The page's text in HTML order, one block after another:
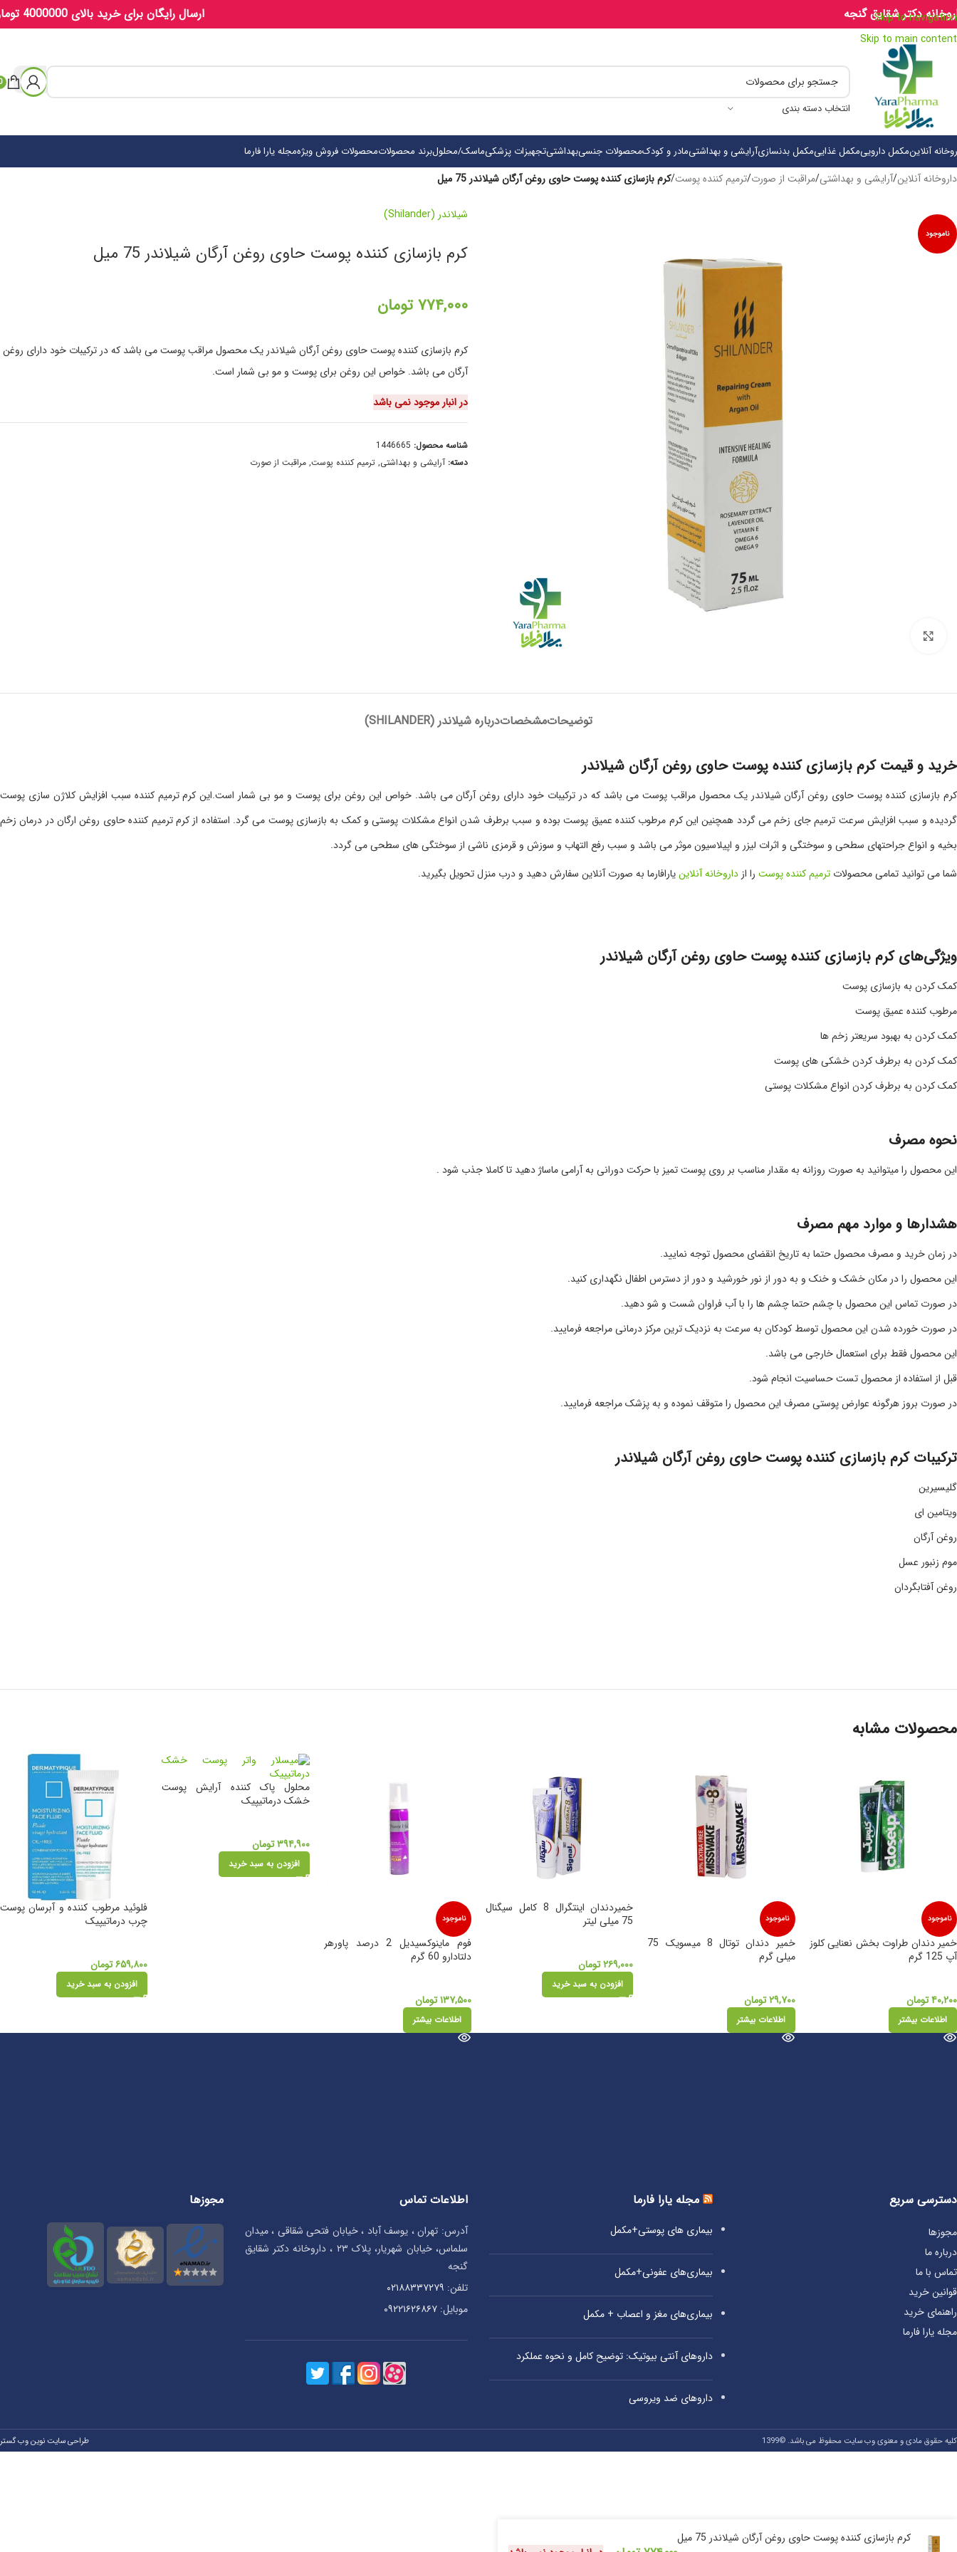
Skip to navigation
Skip to main content
دکتر شقایق گنجه ارسال رایگان برای خرید بالای 4000000 تومان
انتخاب دسته بندی
آنلاینمکمل داروییمکمل غذاییمکمل بدنسازیآرایشی و بهداشتیمادر و کودکمحصولات جنسیبهداشتیتجهیزات پزشکیماسک/محلولبرند محصولاتمحصولات فروش ویژهمجله یارا فارما
داروخانه آنلاین/آرایشی و بهداشتی/مراقبت از صورت/ترمیم کننده پوست/کرم بازسازی کننده پوست حاوی روغن آرگان شیلاندر 75 میل
ناموجود
شیلاندر (Shilander)
کرم بازسازی کننده پوست حاوی روغن آرگان شیلاندر 75 میل
۷۷۴,۰۰۰ تومان
کرم بازسازی کننده پوست حاوی روغن آرگان شیلاندر یک محصول مراقب پوست می باشد که در ترکیبات خود دارای روغن
آرگان می باشد. خواص این روغن برای پوست و مو بی شمار است.
در انبار موجود نمی باشد
شناسه محصول: 1446665
دسته: آرایشی و بهداشتی, ترمیم کننده پوست, مراقبت از صورت
توضیحاتمشخصاتدرباره شیلاندر (SHILANDER)
خرید و قیمت کرم بازسازی کننده پوست حاوی روغن آرگان شیلاندر
کرم بازسازی کننده پوست حاوی روغن آرگان شیلاندر یک محصول مراقب پوست می باشد که در ترکیبات خود دارای روغن آرگان می باشد. خواص این روغن برای پوست و مو بی شمار است.این کرم ترمیم کننده سبب افزایش کلاژن سازی پوست
گردیده و سبب افزایش سرعت ترمیم جای زخم می گردد همچنین این کرم مرطوب کننده عمیق پوست بوده و سبب برطرف شدن انواع مشکلات پوستی و کمک به بازسازی پوست می گرد. استفاده از کرم ترمیم کننده حاوی روغن ارگان در درمان زخم
بخیه و انواع جراحت­های سطحی و سوختگی و اثرات لیزر و اپیلاسیون موثر می باشد و سبب رفع التهاب و سوزش و قرمزی ناشی از سوختگی­ های سطحی می گردد.
شما می توانید تمامی محصولات ترمیم کننده پوست را از داروخانه آنلاینیارافارما به صورت آنلاین سفارش دهید و درب منزل تحویل بگیرید.
ویژگی‌های کرم بازسازی کننده پوست حاوی روغن آرگان شیلاندر
کمک کردن به بازسازی پوست
مرطوب کننده عمیق پوست
کمک کردن به بهبود سریعتر زخم ها
کمک کردن به برطرف کردن خشکی های پوست
کمک کردن به برطرف کردن انواع مشکلات پوستی
نحوه مصرف
این محصول را میتوانید به صورت روزانه به مقدار مناسب بر روی پوست تمیز با حرکت دورانی به آرامی ماساژ دهید تا کاملا جذب شود .
هشدارها و موارد مهم مصرف
در زمان خرید و مصرف محصول حتما به تاریخ انقضای محصول توجه نمایید.
این محصول را در مکان خشک و خنک و به دور از نور خورشید و دور از دسترس اطفال نگهداری کنید.
در صورت تماس این محصول با چشم حتما چشم ها را با آب فراوان شست و شو دهید.
در صورت خورده شدن این محصول توسط کودکان به سرعت به نزدیک ترین مرکز درمانی مراجعه فرمایید.
این محصول فقط برای استعمال خارجی می باشد.
قبل از استفاده از محصول تست حساسیت انجام شود.
در صورت بروز هرگونه عوارض پوستی مصرف این محصول را متوقف نموده و به پزشک مراجعه فرمایید.
ترکیبات کرم بازسازی کننده پوست حاوی روغن آرگان شیلاندر
گلیسیرین
ویتامین ای
روغن آرگان
موم زنبور عسل
روغن آفتابگردان
محصولات مشابه
ناموجود
خمیر دندان طراوت بخش نعنایی کلوز
آپ 125 گرم
۴۰,۲۰۰تومان
اطلاعات بیشتر
ناموجود
خمیر دندان توتال 8 میسویک 75
میلی گرم
۲۹,۷۰۰تومان
اطلاعات بیشتر
خمیردندان اینتگرال 8 کامل سیگنال
75 میلی لیتر
۲۶۹,۰۰۰تومان
افزودن به سبد خرید
ناموجود
فوم ماینوکسیدیل 2 درصد پاورهر
دلتادارو 60 گرم
۱۳۷,۵۰۰تومان
اطلاعات بیشتر
محلول پاک کننده آرایش پوست
خشک درماتیپیک
۳۹۴,۹۰۰تومان
افزودن به سبد خرید
فلوئید مرطوب کننده و آبرسان پوست
چرب درماتیپیک
۶۵۹,۸۰۰تومان
افزودن به سبد خرید
دسترسی سریع
مجوزها
درباره ما
تماس با ما
قوانین خرید
راهنمای خرید
مجله یارا فارما
مجله یارا فارما
بیماری‌ های پوستی+مکمل
بیماری‌های عفونی+مکمل
بیماری‌های مغز و اعصاب + مکمل
داروهای آنتی‌ بیوتیک: توضیح کامل و نحوه عملکرد
داروهای ضد ویروسی
اطلاعات تماس
آدرس: تهران ، یوسف آباد ، خیابان فتحی شقاقی ، میدان
سلماس، خیابان شهریار، پلاک ۲۳ ، داروخانه دکتر شقایق
گنجه
تلفن: ۰۲۱۸۸۳۳۷۲۷۹
موبایل: ۰۹۲۲۱۶۲۶۸۶۷
مجوزها
کلیه حقوق مادی و معنوی وب سایت محفوظ می باشد. ©1399 طراحی سایت نوین وب گستر
کرم بازسازی کننده پوست حاوی روغن آرگان شیلاندر 75 میل